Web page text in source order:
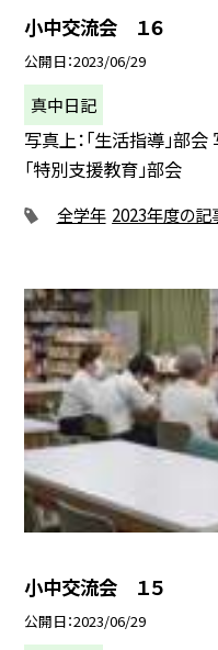
小中交流会 １６
公開日 2023/06/29
真中日記
写真上：「生活指導」部会
「特別支援教育」部会
全学年 2023年度の記
小中交流会 １５
公開日 2023/06/29